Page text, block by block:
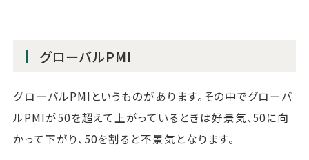
グローバルPMI
グローバルPMIというものがあります。その中でグローバ
ルPMIが50を超えて上がっているときは好景気、50に向
かって下がり、50を割ると不景気となります。